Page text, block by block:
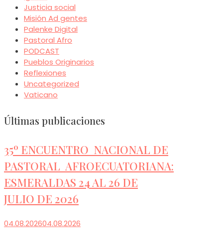
Justicia social
Misión Ad gentes
Palenke Digital
Pastoral Afro
PODCAST
Pueblos Originarios
Reflexiones
Uncategorized
Vaticano
Últimas publicaciones
35º ENCUENTRO NACIONAL DE
PASTORAL AFROECUATORIANA:
ESMERALDAS 24 AL 26 DE
JULIO DE 2026
04.08.202604.08.2026